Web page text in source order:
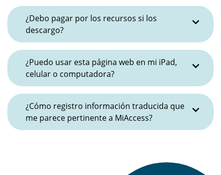
¿Debo pagar por los recursos si los
descargo?
¿Puedo usar esta página web en mi iPad,
celular o computadora?
¿Cómo registro información traducida que
me parece pertinente a MiAccess?